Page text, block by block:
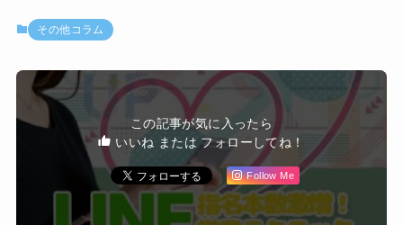
その他コラム
この記事が気に入ったら
いいね または フォローしてね！
Follow Me